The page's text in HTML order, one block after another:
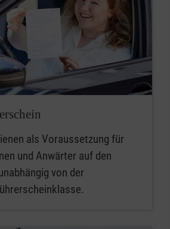
als Voraussetzung für
und Anwärter auf den
von der